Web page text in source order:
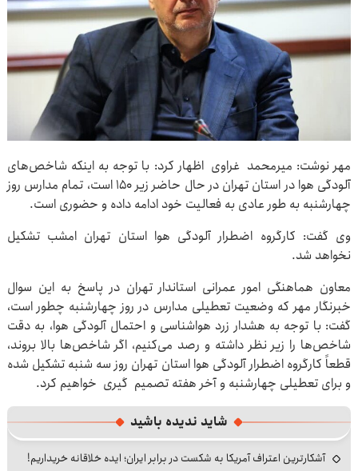
مهر نوشت: میرمحمد غراوی اظهار کرد: با توجه به اینکه شاخص‌های
آلودگی هوا در استان تهران در حال حاضر زیر ۱۵۰ است، تمام مدارس روز
چهارشنبه به طور عادی به فعالیت خود ادامه داده و حضوری است.
وی گفت: کارگروه اضطرار آلودگی هوا استان تهران امشب تشکیل
نخواهد شد.
معاون هماهنگی امور عمرانی استاندار تهران در پاسخ به این سوال
خبرنگار مهر که وضعیت تعطیلی مدارس در روز چهارشنبه چطور است،
گفت: با توجه به هشدار زرد هواشناسی و احتمال آلودگی هوا، به دقت
شاخص‌ها را زیر نظر داشته و رصد می‌کنیم، اگر شاخص‌ها بالا بروند،
قطعاً کارگروه اضطرار آلودگی هوا استان تهران روز سه شنبه تشکیل شده
و برای تعطیلی چهارشنبه و آخر هفته تصمیم گیری خواهیم کرد.
شاید ندیده باشید
آشکارترین اعتراف آمریکا به شکست در برابر ایران؛ ایده خلاقانه خریداریم!